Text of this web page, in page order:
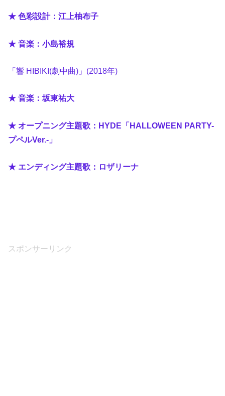
★ 色彩設計：江上柚布子
★ 音楽：小島裕規
「響 HIBIKI(劇中曲)」(2018年)
★ 音楽：坂東祐大
★ オープニング主題歌：HYDE「HALLOWEEN PARTY-
プペルVer.-」
★ エンディング主題歌：ロザリーナ
スポンサーリンク